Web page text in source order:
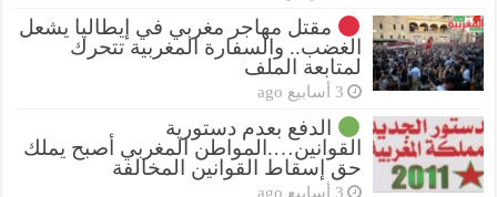
مقتل مهاجر مغربي في إيطاليا يشعل
الغضب.. والسفارة المغربية تتحرك
لمتابعة الملف
3 أسابيع ago
الدفع بعدم دستورية
القوانين….المواطن المغربي أصبح يملك
حق إسقاط القوانين المخالفة
3 أسابيع ago